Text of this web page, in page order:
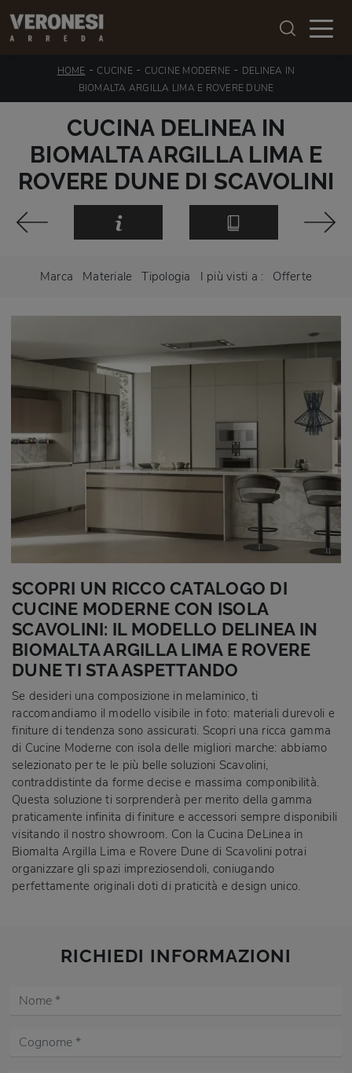
HOME - CUCINE - CUCINE MODERNE - DELINEA IN
BIOMALTA ARGILLA LIMA E ROVERE DUNE
CUCINA DELINEA IN
BIOMALTA ARGILLA LIMA E
ROVERE DUNE DI SCAVOLINI
Marca Materiale Tipologia I più visti a : Offerte
SCOPRI UN RICCO CATALOGO DI
CUCINE MODERNE CON ISOLA
SCAVOLINI: IL MODELLO DELINEA IN
BIOMALTA ARGILLA LIMA E ROVERE
DUNE TI STA ASPETTANDO
Se desideri una composizione in melaminico, ti
raccomandiamo il modello visibile in foto: materiali durevoli e
finiture di tendenza sono assicurati. Scopri una ricca gamma
di Cucine Moderne con isola delle migliori marche: abbiamo
selezionato per te le più belle soluzioni Scavolini,
contraddistinte da forme decise e massima componibilità.
Questa soluzione ti sorprenderà per merito della gamma
praticamente infinita di finiture e accessori sempre disponibili
visitando il nostro showroom. Con la Cucina DeLinea in
Biomalta Argilla Lima e Rovere Dune di Scavolini potrai
organizzare gli spazi impreziosendoli, coniugando
perfettamente originali doti di praticità e design unico.
RICHIEDI INFORMAZIONI